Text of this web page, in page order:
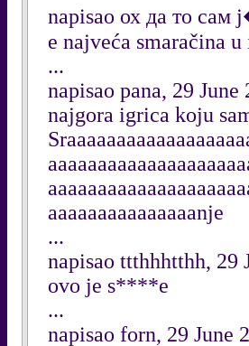
napisao ох да то сам
e najveća smaračina
...
napisao pana, 29 June
najgora igrica koju
aaaaaaaaaaaaaaanje
...
napisao ttthhhtthh, 29
ovo je s****e
...
napisao forn, 29 June